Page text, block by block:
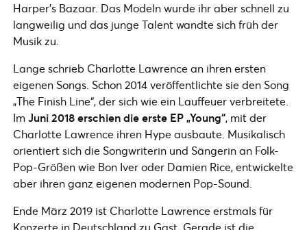
Harper’s Bazaar. Das Modeln wurde ihr aber schnell zu
langweilig und das junge Talent wandte sich früh der
Musik zu.
Lange schrieb Charlotte Lawrence an ihren ersten
eigenen Songs. Schon 2014 veröffentlichte sie den Song
„The Finish Line“, der sich wie ein Lauffeuer verbreitete.
ImJuni 2018 erschien die erste EP „Young“, mit der
Charlotte Lawrence ihren Hype ausbaute. Musikalisch
orientiert sich die Songwriterin und Sängerin an Folk-
Pop-Größen wie Bon Iver oder Damien Rice, entwickelte
aber ihren ganz eigenen modernen Pop-Sound.
Ende März 2019 ist Charlotte Lawrence erstmals für
Konzerte in Deutschland zu Gast. Gerade ist die